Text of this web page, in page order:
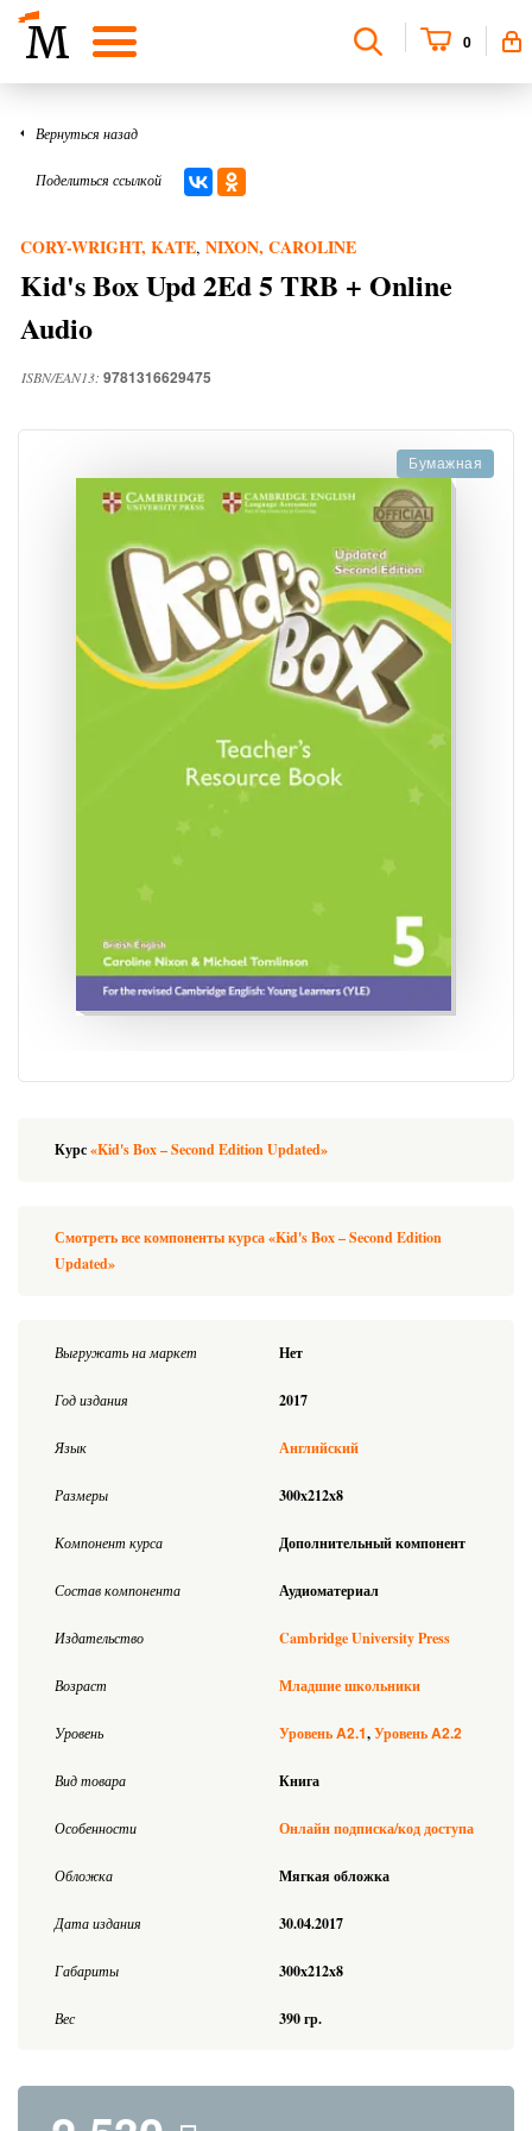
0
Вернуться назад
Поделиться ссылкой
CORY-WRIGHT, KATE, NIXON, CAROLINE
Kid's Box Upd 2Ed 5 TRB + Online
Audio
ISBN/EAN13: 9781316629475
Бумажная
Курс«Kid's Box – Second Edition Updated»
Смотреть все компоненты курса «Kid's Box – Second Edition
Updated»
Выгружать на маркет Нет
Год издания 2017
Язык Английский
Размеры 300x212x8
Компонент курса Дополнительный компонент
Состав компонента Аудиоматериал
Издательство Cambridge University Press
Возраст Младшие школьники
Уровень УровеньA2.1 УровеньA2.2
Вид товара Книга
Особенности Онлайн подписка/код доступа
Обложка Мягкая обложка
Дата издания 30.04.2017
Габариты 300x212x8
Вес 390 гр.